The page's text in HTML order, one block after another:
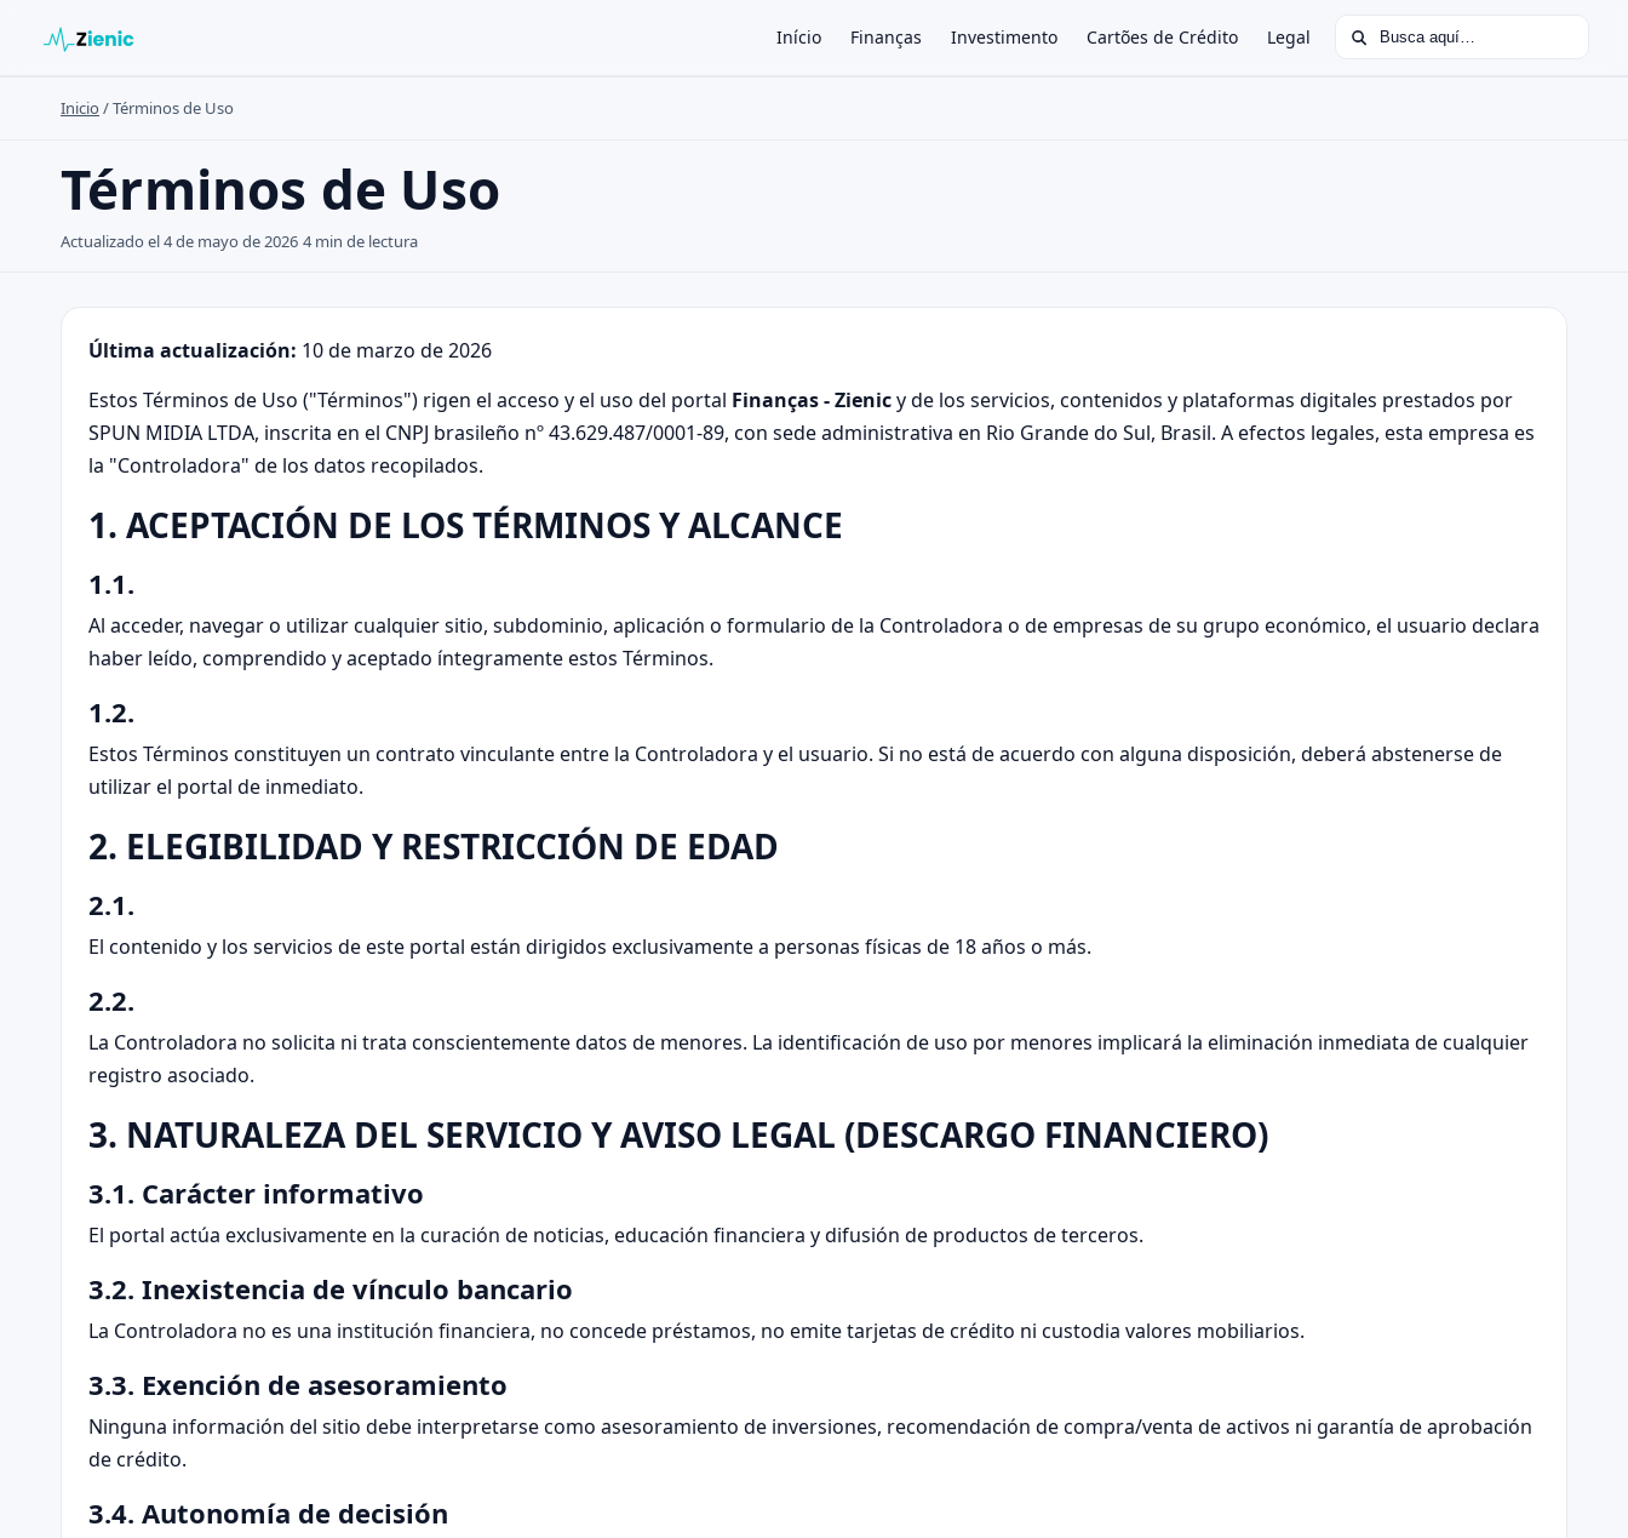
Início Finanças Investimento Cartões de Crédito Legal Buscar:
Buscar en el sitio
Buscar:
Inicio /Términos de Uso
Términos de Uso
Actualizado el 4 de mayo de 2026 4 min de lectura
Última actualización: 10 de marzo de 2026
Estos Términos de Uso ("Términos") rigen el acceso y el uso del portal Finanças - Zienicy de los servicios, contenidos y plataformas digitales prestados por
SPUN MIDIA LTDA, inscrita en el CNPJ brasileño nº 43.629.487/0001-89, con sede administrativa en Rio Grande do Sul, Brasil. A efectos legales, esta empresa es
la "Controladora" de los datos recopilados.
1. ACEPTACIÓN DE LOS TÉRMINOS Y ALCANCE
1.1.
Al acceder, navegar o utilizar cualquier sitio, subdominio, aplicación o formulario de la Controladora o de empresas de su grupo económico, el usuario declara
haber leído, comprendido y aceptado íntegramente estos Términos.
1.2.
Estos Términos constituyen un contrato vinculante entre la Controladora y el usuario. Si no está de acuerdo con alguna disposición, deberá abstenerse de
utilizar el portal de inmediato.
2. ELEGIBILIDAD Y RESTRICCIÓN DE EDAD
2.1.
El contenido y los servicios de este portal están dirigidos exclusivamente a personas físicas de 18 años o más.
2.2.
La Controladora no solicita ni trata conscientemente datos de menores. La identificación de uso por menores implicará la eliminación inmediata de cualquier
registro asociado.
3. NATURALEZA DEL SERVICIO Y AVISO LEGAL (DESCARGO FINANCIERO)
3.1. Carácter informativo
El portal actúa exclusivamente en la curación de noticias, educación financiera y difusión de productos de terceros.
3.2. Inexistencia de vínculo bancario
La Controladora no es una institución financiera, no concede préstamos, no emite tarjetas de crédito ni custodia valores mobiliarios.
3.3. Exención de asesoramiento
Ninguna información del sitio debe interpretarse como asesoramiento de inversiones, recomendación de compra/venta de activos ni garantía de aprobación
de crédito.
3.4. Autonomía de decisión